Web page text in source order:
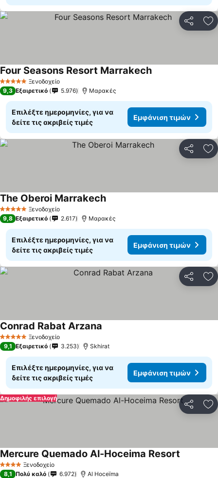
5 Αστέρια Ξενοδοχείο
Four Seasons Resort Marrakech
9,3 Εξαιρετικό 5.976 Μαρακές
Επιλέξτε ημερομηνίες, για να
δείτε τις ακριβείς τιμές
Εμφάνιση τιμών
5 Αστέρια Ξενοδοχείο
The Oberoi Marrakech
9,8 Εξαιρετικό 2.617 Μαρακές
Επιλέξτε ημερομηνίες, για να
δείτε τις ακριβείς τιμές
Εμφάνιση τιμών
5 Αστέρια Ξενοδοχείο
Conrad Rabat Arzana
9,1 Εξαιρετικό 3.253 Skhirat
Επιλέξτε ημερομηνίες, για να
δείτε τις ακριβείς τιμές
Εμφάνιση τιμών
Δημοφιλής επιλογή
4 ΑστέριαΞενοδοχείο
Mercure Quemado Al-Hoceima Resort
8,1 Πολύ καλό 6.972 Al Hoceïma